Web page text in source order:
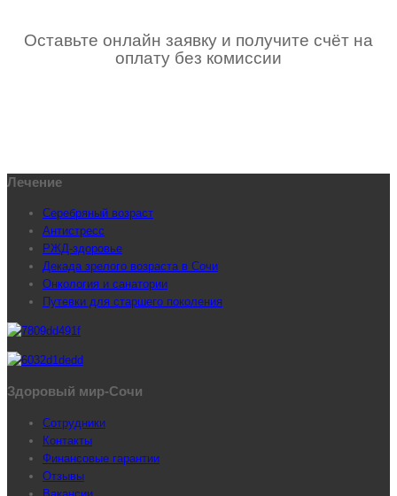
Оставьте онлайн заявку и получите счёт на
оплату без комиссии
Лечение
Серебряный возраст
Антистресс
РЖД-здоровье
Декада зрелого возраста в Сочи
Онкология и санатории
Путевки для старшего поколения
Здоровый мир-Сочи
Сотрудники
Контакты
Финансовые гарантии
Отзывы